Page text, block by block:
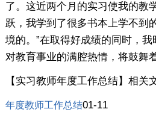
了。这近两个月的实习使我的教
跃，我学到了很多书本上学不到
境的。”在取得好成绩的同时，
对教育事业的满腔热情，将鼓舞
【实习教师年度工作总结】相关
年度教师工作总结01-11